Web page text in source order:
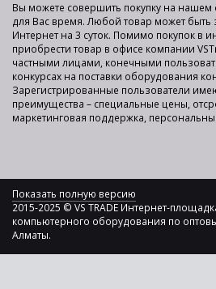
Вы можете совершить покупку на нашем
для Вас время. Любой товар может быть
Интернет на 3 суток. Помимо покупок в
приобрести товар в офисе компании
частными лицами, конечными
конкурсах на поставки оборудования
Зарегистрированные пользователи
преимущества – специальные цены,
маркетинговая поддержка,
Показать полную версию
2015-2025 © VS TRADE Интернет-
компьютерного оборудования по
Алматы.